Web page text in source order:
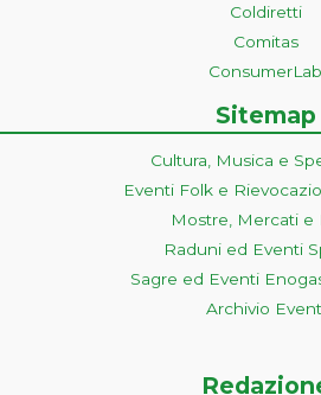
Coldiretti
Comitas
ConsumerLab
Sitemap
Cultura, Musica e
Eventi Folk e
Mostre, Mercati e
Raduni ed Eventi
Sagre ed Eventi
Archivio